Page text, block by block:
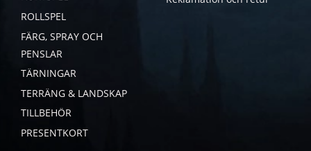
ROLLSPEL
FÄRG, SPRAY OCH
PENSLAR
TÄRNINGAR
TERRÄNG & LANDSKAP
TILLBEHÖR
PRESENTKORT